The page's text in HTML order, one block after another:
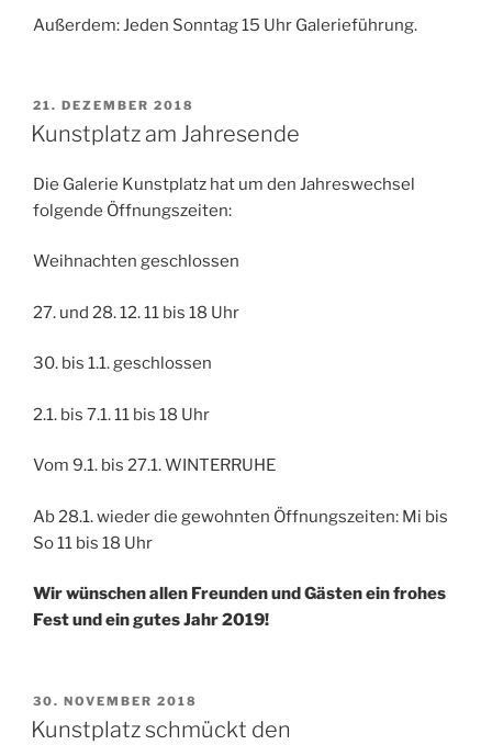
Außerdem: Jeden Sonntag 15 Uhr Galerieführung.
VERÖFFENTLICHT
AM
21. DEZEMBER 2018
Kunstplatz am Jahresende
Die Galerie Kunstplatz hat um den Jahreswechsel
folgende Öffnungszeiten:
Weihnachten geschlossen
27. und 28. 12. 11 bis 18 Uhr
30. bis 1.1. geschlossen
2.1. bis 7.1. 11 bis 18 Uhr
Vom 9.1. bis 27.1. WINTERRUHE
Ab 28.1. wieder die gewohnten Öffnungszeiten: Mi bis
So 11 bis 18 Uhr
Wir wünschen allen Freunden und Gästen ein frohes
Fest und ein gutes Jahr 2019!
VERÖFFENTLICHT
AM
30. NOVEMBER 2018
Kunstplatz schmückt den